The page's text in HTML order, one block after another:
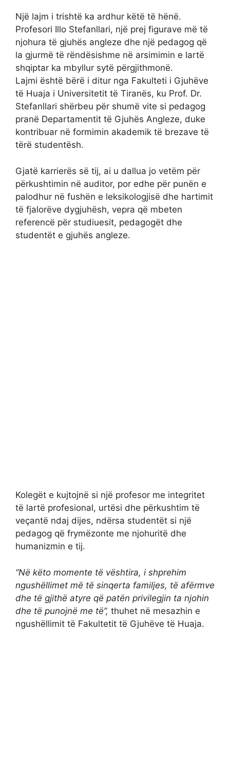
Një lajm i trishtë ka ardhur këtë të hënë.
Profesori Illo Stefanllari, një prej figurave më të
njohura të gjuhës angleze dhe një pedagog që
la gjurmë të rëndësishme në arsimimin e lartë
shqiptar ka mbyllur sytë përgjithmonë.
Lajmi është bërë i ditur nga Fakulteti i Gjuhëve
të Huaja i Universitetit të Tiranës, ku Prof. Dr.
Stefanllari shërbeu për shumë vite si pedagog
pranë Departamentit të Gjuhës Angleze, duke
kontribuar në formimin akademik të brezave të
tërë studentësh.
Gjatë karrierës së tij, ai u dallua jo vetëm për
përkushtimin në auditor, por edhe për punën e
palodhur në fushën e leksikologjisë dhe hartimit
të fjalorëve dygjuhësh, vepra që mbeten
referencë për studiuesit, pedagogët dhe
studentët e gjuhës angleze.
Kolegët e kujtojnë si një profesor me integritet
të lartë profesional, urtësi dhe përkushtim të
veçantë ndaj dijes, ndërsa studentët si një
pedagog që frymëzonte me njohuritë dhe
humanizmin e tij.
“Në këto momente të vështira, i shprehim
ngushëllimet më të sinqerta familjes, të afërmve
dhe të gjithë atyre që patën privilegjin ta njohin
dhe të punojnë me të”, thuhet në mesazhin e
ngushëllimit të Fakultetit të Gjuhëve të Huaja.